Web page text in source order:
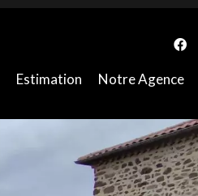
Estimation Notre Agence